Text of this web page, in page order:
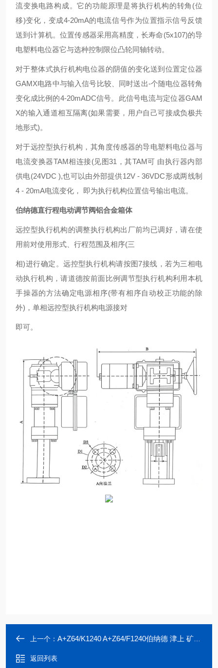
流变换电路构成。它的功能原理是将执行机构的转角(位
移)变化，变成4-20mA的电流信号作为位置指示信号反馈
送到计算机。位置传感器采用高精度，长寿命(5x107)的导
电塑料电位器它与选种控制限位凸轮同轴转动。
对于整体式执行机构电位器的阴值的变化送到位置定位器
GAMX电路中与输入信号比较、同时送出-个随电位器转角
变化成比例的4-20mADC信号。此信号电流与定位器GAM
X的输入通道相互隔离(如果需要，用户自己可接成负极共
地形式)。
对于远控型执行机构，其角度传感器的导电塑料电位器与
电流变换器TAM相连接(见图31，其TAM可 由执行器内部
供电(24VDC ),也可以由外部提供12V - 36VDC形成两线制
4 - 20mA电流变化， 即为执行机构位置信号输出电流。
伯纳德直行程电动调节阀铝合金箱体
远控型执行机构的调整执行机构出厂前均已调好，请在使
用前对使用形式、行程范围及相序(三
相)进行确定。远控型执行机构请按图7接线，若为三相电
动执行机构，请道德按前面比例调节型执行机构利用本机
手操器的方法确定电源相序(带有相序自动校正功能的除
外)，单相远控型执行机构电源接对
即可。
上一个： A+Z64/K1240 A+Z64/F1240伯纳德 津上 矿用电子式直行程电动执行器
返回列表